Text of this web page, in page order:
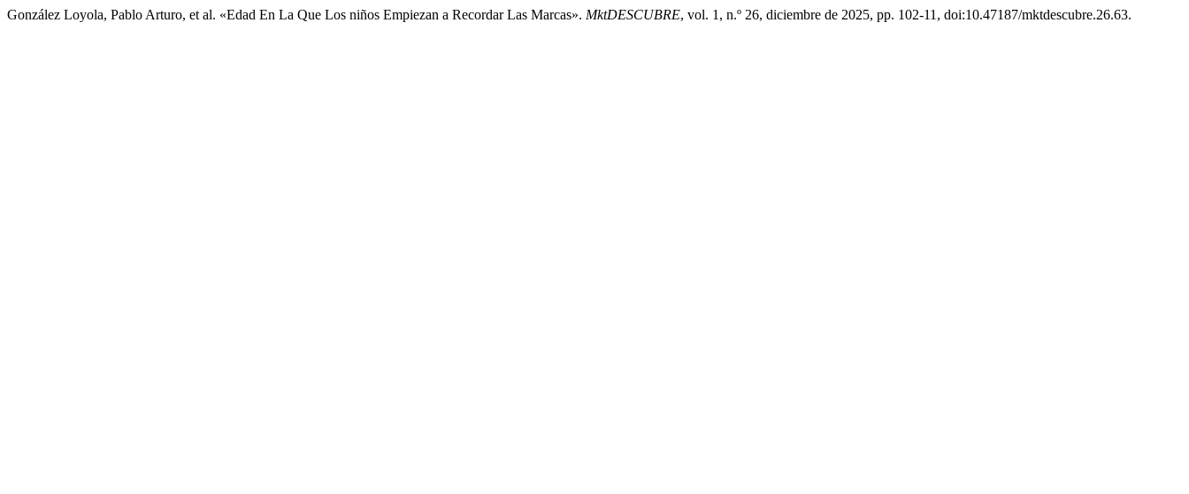
González Loyola, Pablo Arturo, et al. «Edad En La Que Los niños Empiezan a Recordar Las Marcas». MktDESCUBRE, vol. 1, n.º 26, diciembre de 2025, pp. 102-11, doi:10.47187/mktdescubre.26.63.